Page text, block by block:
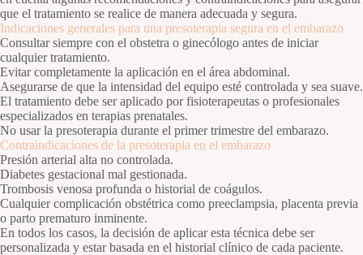
que el tratamiento se realice de manera adecuada y segura.
Indicaciones generales para una presoterapia segura en el embarazo
Consultar siempre con el obstetra o ginecólogo antes de iniciar
cualquier tratamiento.
Evitar completamente la aplicación en el área abdominal.
Asegurarse de que la intensidad del equipo esté controlada y sea suave.
El tratamiento debe ser aplicado por fisioterapeutas o profesionales
especializados en terapias prenatales.
No usar la presoterapia durante el primer trimestre del embarazo.
Contraindicaciones de la presoterapia en el embarazo
Presión arterial alta no controlada.
Diabetes gestacional mal gestionada.
Trombosis venosa profunda o historial de coágulos.
Cualquier complicación obstétrica como preeclampsia, placenta previa
o parto prematuro inminente.
En todos los casos, la decisión de aplicar esta técnica debe ser
personalizada y estar basada en el historial clínico de cada paciente.